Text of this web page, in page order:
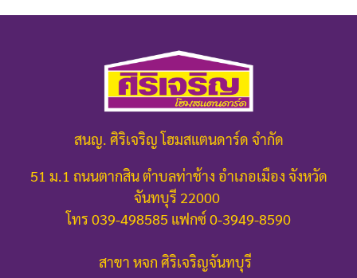
สนญ. ศิริเจริญ โฮมสแตนดาร์ด จำกัด
51 ม.1 ถนนตากสิน ตำบลท่าช้าง อำเภอเมือง จังหวัด
จันทบุรี 22000
โทร 039-498585 แฟกซ์ 0-3949-8590
สาขา หจก ศิริเจริญจันทบุรี